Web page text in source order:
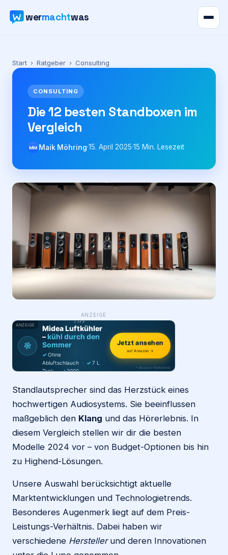
wermachtwas
Karte
News
Ratgeber
Werbung
Preise
Login
Firma eintragen
Start › Ratgeber › Consulting
CONSULTING
Die 12 besten Standboxen im
Vergleich
MM Maik Möhring·15. April 2025·15 Min. Lesezeit
ANZEIGE
ANZEIGE
❄
PRODUKT-
TIPP
Midea Luftkühler
–kühl durch den
Sommer
✓ Ohne
Abluftschlauch · ✓ 7 L
Tank · ✓2000
Jetzt ansehen
auf Amazon →
* Amazon-Partnerlink
Standlautsprecher sind das Herzstück eines
hochwertigen Audiosystems. Sie beeinflussen
maßgeblich den Klang und das Hörerlebnis. In
diesem Vergleich stellen wir dir die besten
Modelle 2024 vor – von Budget-Optionen bis hin
zu Highend-Lösungen.
Unsere Auswahl berücksichtigt aktuelle
Marktentwicklungen und Technologietrends.
Besonderes Augenmerk liegt auf dem Preis-
Leistungs-Verhältnis. Dabei haben wir
verschiedene Herstellerund deren Innovationen